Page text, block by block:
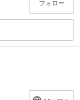
フォロー